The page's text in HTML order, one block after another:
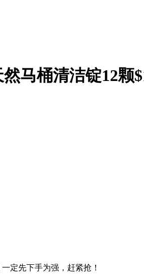
马桶清洁锭12颗
定先下手为强，赶紧抢！